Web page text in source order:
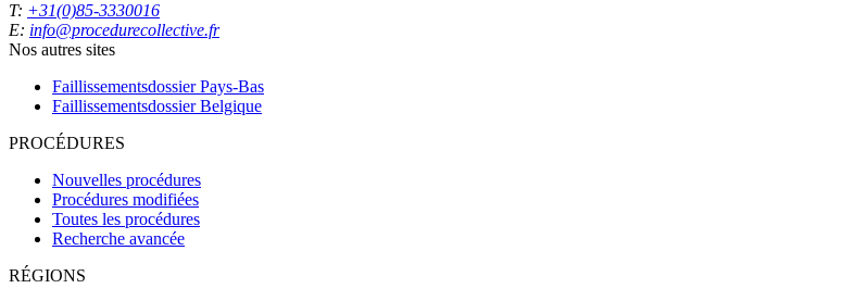
T: +31(0)85-3330016
E: info@procedurecollective.fr
Nos autres sites
Faillissementsdossier Pays-Bas
Faillissementsdossier Belgique
PROCÉDURES
Nouvelles procédures
Procédures modifiées
Toutes les procédures
Recherche avancée
RÉGIONS